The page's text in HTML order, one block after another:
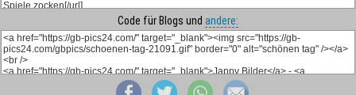
Code für Blogs und andere: